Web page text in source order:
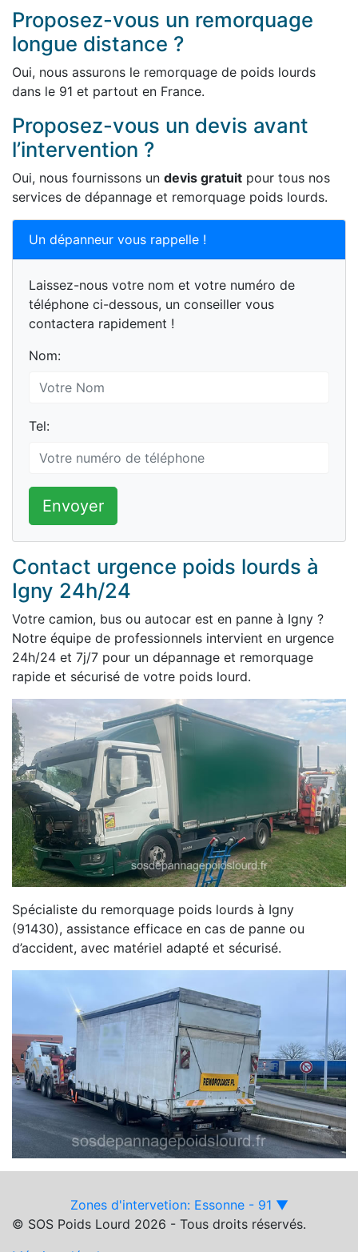
Proposez-vous un remorquage
longue distance ?
Oui, nous assurons le remorquage de poids lourds
dans le 91 et partout en France.
Proposez-vous un devis avant
l’intervention ?
Oui, nous fournissons un devis gratuit pour tous nos
services de dépannage et remorquage poids lourds.
Un dépanneur vous rappelle !
Laissez-nous votre nom et votre numéro de
téléphone ci-dessous, un conseiller vous
contactera rapidement !
Nom:
Tel:
Envoyer
Contact urgence poids lourds à
Igny 24h/24
Votre camion, bus ou autocar est en panne à Igny ?
Notre équipe de professionnels intervient en urgence
24h/24 et 7j/7 pour un dépannage et remorquage
rapide et sécurisé de votre poids lourd.
Spécialiste du remorquage poids lourds à Igny
(91430), assistance efficace en cas de panne ou
d’accident, avec matériel adapté et sécurisé.
Zones d'intervetion: Essonne - 91 ▼
© SOS Poids Lourd 2026 - Tous droits réservés.